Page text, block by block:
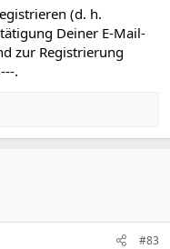
(d. h.
Deiner E-Mail-
zur Registrierung
.
#83